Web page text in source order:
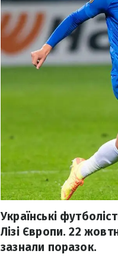
Українські
Лізі Європи. 22
зазнали поразок.